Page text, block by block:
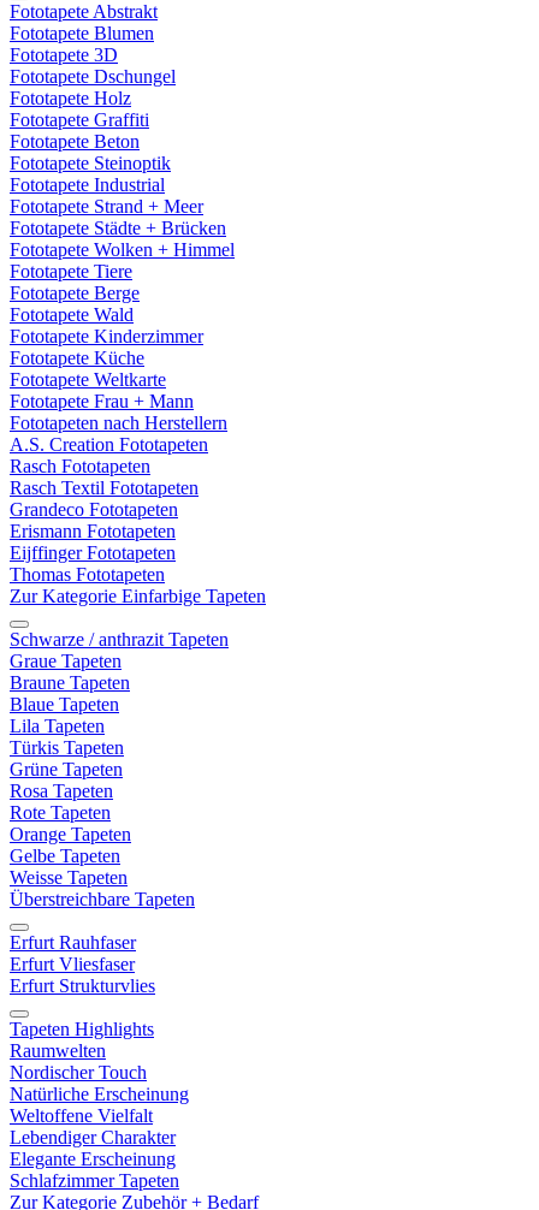
Fototapete Abstrakt
Fototapete Blumen
Fototapete 3D
Fototapete Dschungel
Fototapete Holz
Fototapete Graffiti
Fototapete Beton
Fototapete Steinoptik
Fototapete Industrial
Fototapete Strand + Meer
Fototapete Städte + Brücken
Fototapete Wolken + Himmel
Fototapete Tiere
Fototapete Berge
Fototapete Wald
Fototapete Kinderzimmer
Fototapete Küche
Fototapete Weltkarte
Fototapete Frau + Mann
Fototapeten nach Herstellern
A.S. Creation Fototapeten
Rasch Fototapeten
Rasch Textil Fototapeten
Grandeco Fototapeten
Erismann Fototapeten
Eijffinger Fototapeten
Thomas Fototapeten
Zur Kategorie Einfarbige Tapeten
Schwarze / anthrazit Tapeten
Graue Tapeten
Braune Tapeten
Blaue Tapeten
Lila Tapeten
Türkis Tapeten
Grüne Tapeten
Rosa Tapeten
Rote Tapeten
Orange Tapeten
Gelbe Tapeten
Weisse Tapeten
Überstreichbare Tapeten
Erfurt Rauhfaser
Erfurt Vliesfaser
Erfurt Strukturvlies
Tapeten Highlights
Raumwelten
Nordischer Touch
Natürliche Erscheinung
Weltoffene Vielfalt
Lebendiger Charakter
Elegante Erscheinung
Schlafzimmer Tapeten
Zur Kategorie Zubehör + Bedarf